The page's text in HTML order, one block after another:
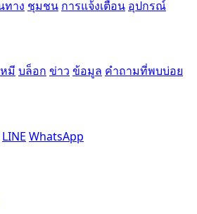
ทาง ชุมชน การแจ้งเตือน อุปกรณ์
มี บล็อก ข่าว ข้อมูล คำถามที่พบบ่อย
LINE WhatsApp